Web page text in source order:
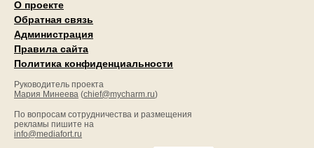
О проекте
Обратная связь
Администрация
Правила сайта
Политика конфиденциальности
Руководитель проекта
Мария Минеева (chief@mycharm.ru)
По вопросам сотрудничества и размещения
рекламы пишите на
info@mediafort.ru